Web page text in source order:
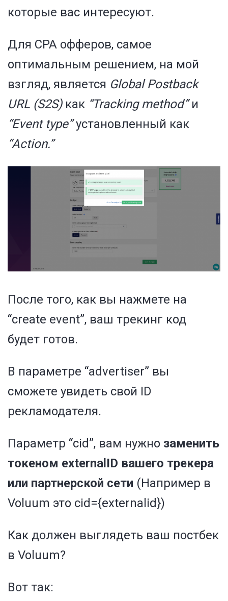
которые вас интересуют.
Для CPA офферов, самое
оптимальным решением, на мой
взгляд, является Global Postback
URL (S2S)как “Tracking method”и
“Event type”установленный как
“Action.”
После того, как вы нажмете на
“create event”, ваш трекинг код
будет готов.
В параметре “advertiser” вы
сможете увидеть свой ID
рекламодателя.
Параметр “cid”, вам нужно заменить
токеном externalID вашего трекера
или партнерской сети (Например в
Voluum это cid={externalid})
Как должен выглядеть ваш постбек
в Voluum?
Вот так: